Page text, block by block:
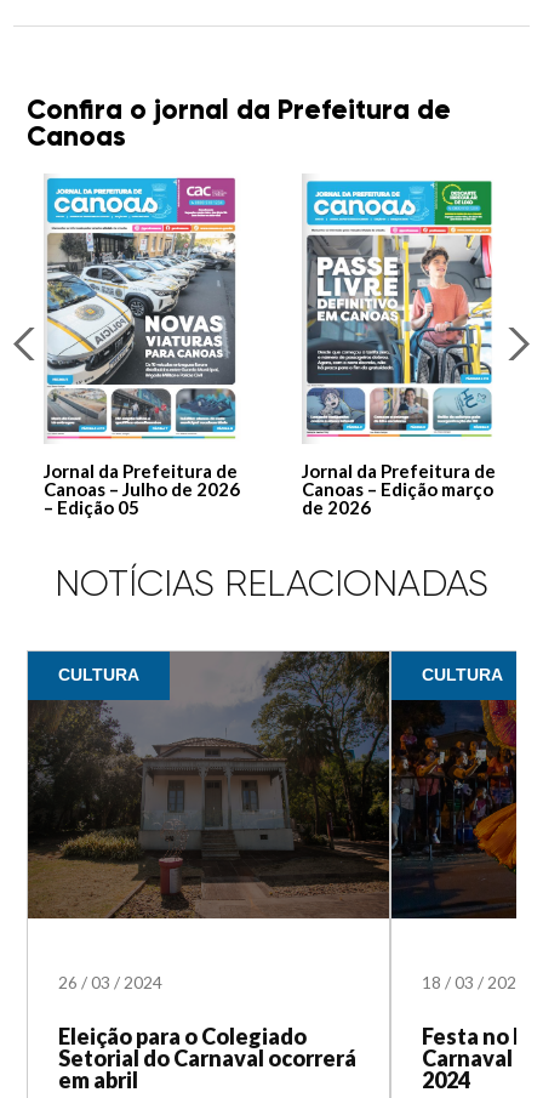
Confira o jornal da Prefeitura de
Canoas
Jornal da Prefeitura de
Canoas – Julho de 2026
– Edição 05
Jornal da Prefeitura de
Canoas – Edição março
de 2026
NOTÍCIAS RELACIONADAS
CULTURA
26/03/ 2024
Eleição para o Colegiado
Setorial do Carnaval ocorrerá
em abril
CULTURA
18/03/ 2024
Festa no
Carnaval
2024